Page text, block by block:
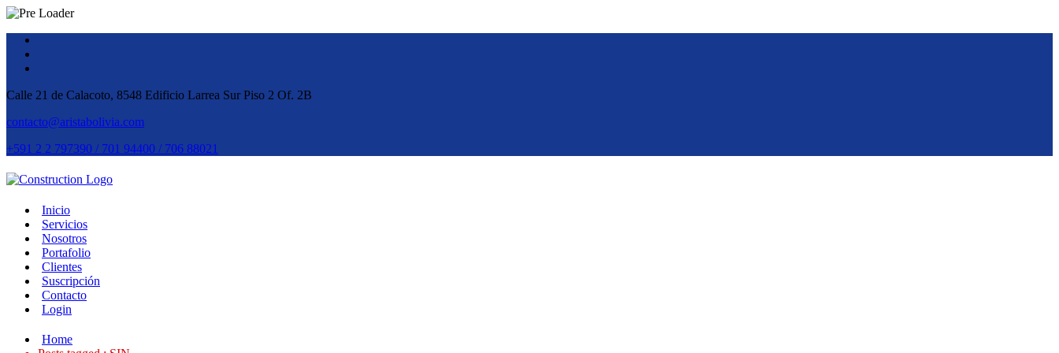
Calle 21 de Calacoto, 8548 Edificio Larrea Sur Piso 2 Of. 2B
contacto@aristabolivia.com
+591 2 2 797390 / 701 94400 / 706 88021
Inicio
Servicios
Nosotros
Portafolio
Clientes
Suscripción
Contacto
Login
Home